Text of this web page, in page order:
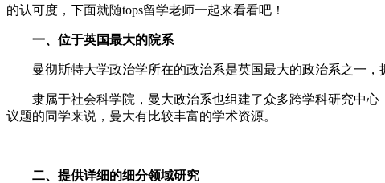
的认可度，下面就随tops留学老师一起来看看吧！
一、位于英国最大的院系
曼彻斯特大学政治学所在的政治系是英国最大的政治系之一，
隶属于社会科学院，曼大政治系也组建了众多跨学科研究中心
议题的同学来说，曼大有比较丰富的学术资源。
二、提供详细的细分领域研究